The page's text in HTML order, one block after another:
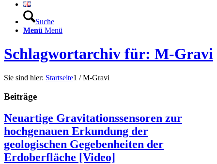
Suche
Menü Menü
Schlagwortarchiv für: M-Gravi
Sie sind hier: Startseite1 / M-Gravi
Beiträge
Neuartige Gravitationssensoren zur
hochgenauen Erkundung der
geologischen Gegebenheiten der
Erdoberfläche [Video]